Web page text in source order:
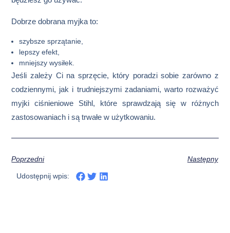
Dobrze dobrana myjka to:
szybsze sprzątanie,
lepszy efekt,
mniejszy wysiłek.
Jeśli zależy Ci na sprzęcie, który poradzi sobie zarówno z
codziennymi, jak i trudniejszymi zadaniami, warto rozważyć
myjki ciśnieniowe Stihl, które sprawdzają się w różnych
zastosowaniach i są trwałe w użytkowaniu.
Poprzedni Następny
Udostępnij wpis: